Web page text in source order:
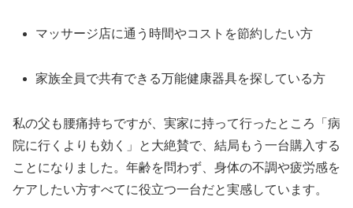
マッサージ店に通う時間やコストを節約したい方
家族全員で共有できる万能健康器具を探している方
私の父も腰痛持ちですが、実家に持って行ったところ「病
院に行くよりも効く」と大絶賛で、結局もう一台購入する
ことになりました。年齢を問わず、身体の不調や疲労感を
ケアしたい方すべてに役立つ一台だと実感しています。